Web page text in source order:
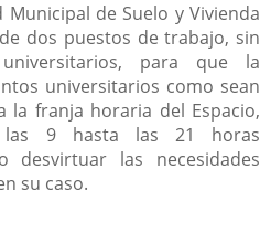
de Suelo y Vivienda
dos puestos de trabajo, sin
para que la
universitarios como sean
la franja horaria del Espacio,
las 9 hasta las 21 horas
desvirtuar las necesidades
su caso.